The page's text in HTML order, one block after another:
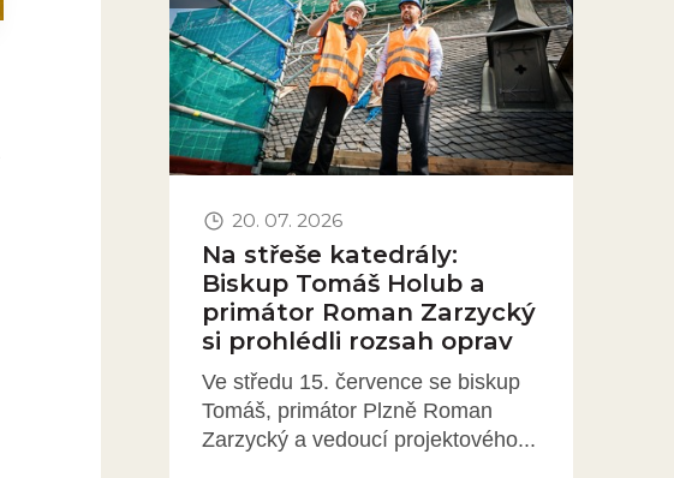
20. 07. 2026
Na střeše katedrály:
Biskup Tomáš Holub a
primátor Roman Zarzycký
si prohlédli rozsah oprav
Ve středu 15. července se biskup
Tomáš, primátor Plzně Roman
Zarzycký a vedoucí projektového...